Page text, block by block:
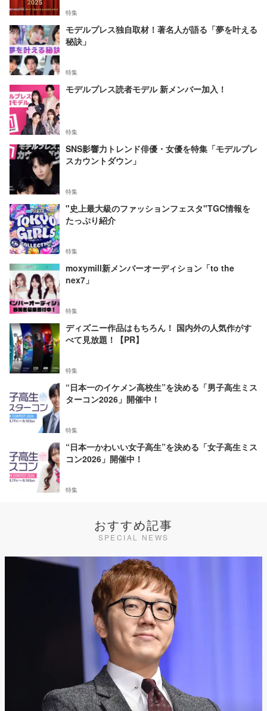
特集
モデルプレス独自取材！著名人が語る「夢を叶える
秘訣」
特集
モデルプレス読者モデル 新メンバー加入！
特集
SNS影響力トレンド俳優・女優を特集「モデルプレ
スカウントダウン」
特集
"史上最大級のファッションフェスタ"TGC情報を
たっぷり紹介
特集
moxymill新メンバーオーディション「to the
nex7」
特集
ディズニー作品はもちろん！ 国内外の人気作がす
べて見放題！【PR】
特集
“日本一のイケメン高校生”を決める「男子高生ミス
ターコン2026」開催中！
特集
“日本一かわいい女子高生”を決める「女子高生ミス
コン2026」開催中！
特集
おすすめ記事
SPECIAL NEWS